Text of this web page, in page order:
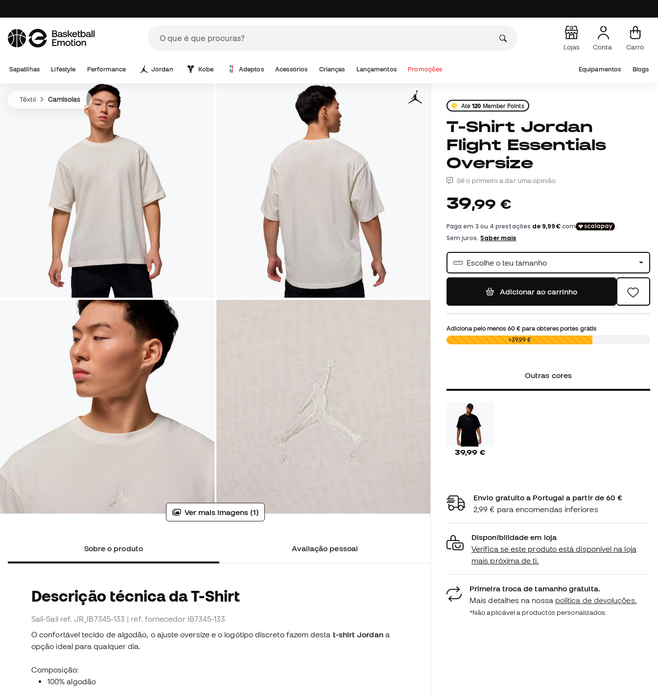
Lojas Conta Carro
Sapatilhas Lifestyle Performance Jordan Kobe Adeptos Acessórios Crianças Lançamentos Promoções Equipamentos Blogs
Têxtil Camisolas
Ver mais imagens (1)
Sobre o produto Avaliação pessoal
Descrição técnica da T-Shirt
Sail-Sail ref. JR_IB7345-133 | ref. fornecedor IB7345-133
O confortável tecido de algodão, o ajuste oversize e o logótipo discreto fazem desta t-shirt Jordana
opção ideal para qualquer dia.
Composição:
100% algodão
Até120 Member Points
T-Shirt Jordan
Flight Essentials
Oversize
Sê o primeiro a dar uma opinião
39,99 €
Escolhe o teu tamanho
Adicionar ao carrinho
Adiciona pelo menos 60 €para obteres portes grátis
0,00 € +39,99 €
Outras cores
39,99 €
Envio gratuito a Portugal a partir de 60 €
2,99 € para encomendas inferiores
Disponibilidade em loja
Verifica se este produto está disponível na loja
mais próxima de ti.
Primeira troca de tamanho gratuita.
Mais detalhes na nossa política de devoluções.
*Não aplicável a productos personalizados.